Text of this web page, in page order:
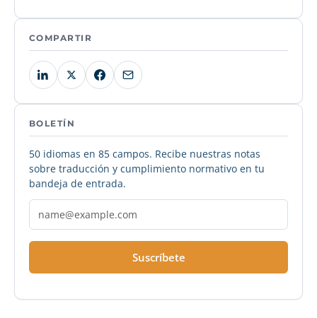
COMPARTIR
BOLETÍN
50 idiomas en 85 campos. Recibe nuestras notas
sobre traducción y cumplimiento normativo en tu
bandeja de entrada.
Suscríbete